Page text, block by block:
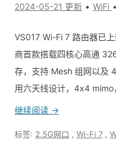
2024-05-21 更新 WiFi
VS017 Wi-Fi 7 路由器已
商首款搭载四核心高通
存，支持 Mesh 组网以及
用六天线设计，4x4
继续阅读 →
标签: 2.5G网口 Wi-Fi 7